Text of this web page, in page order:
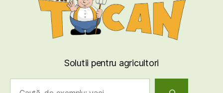
Solutii pentru agricultori